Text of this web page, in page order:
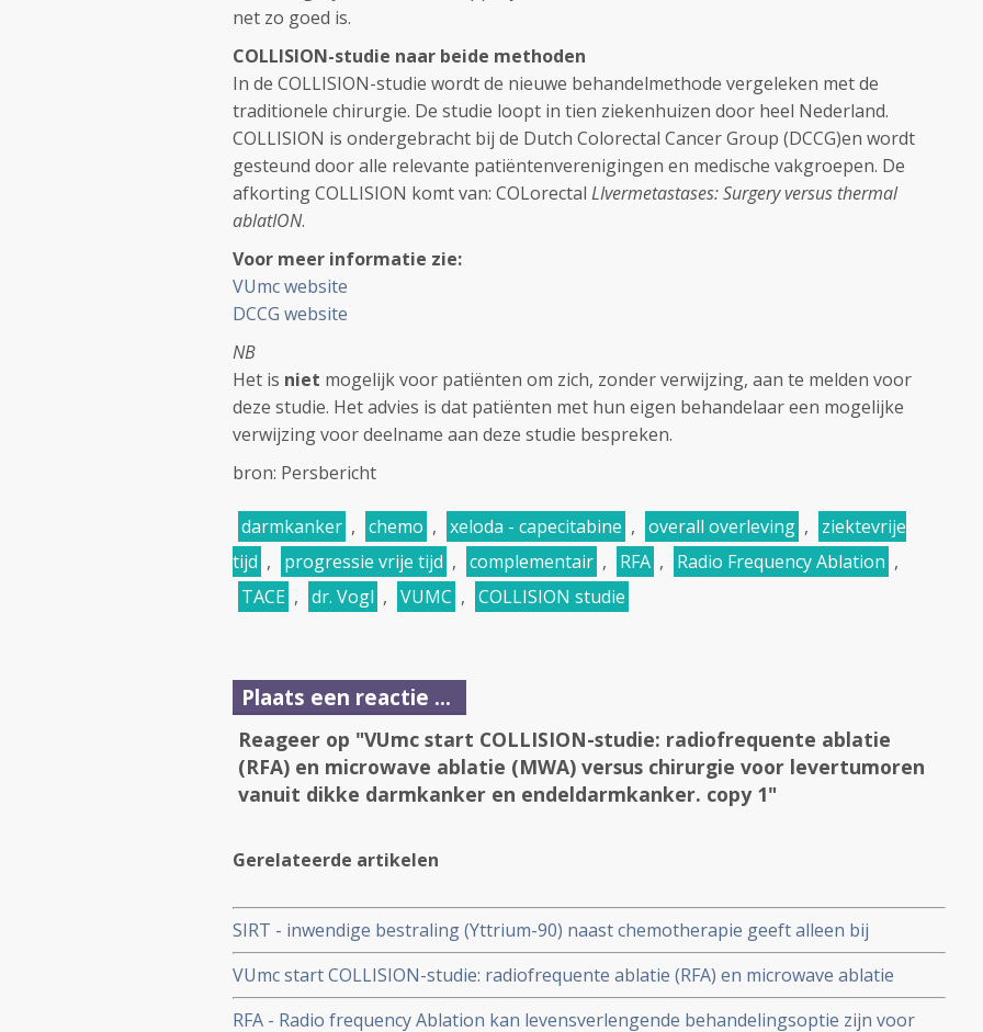
net zo goed is.
COLLISION-studie naar beide methoden
In de COLLISION-studie wordt de nieuwe behandelmethode vergeleken met de
traditionele chirurgie. De studie loopt in tien ziekenhuizen door heel Nederland.
COLLISION is ondergebracht bij de Dutch Colorectal Cancer Group (DCCG)en wordt
gesteund door alle relevante patiëntenverenigingen en medische vakgroepen. De
afkorting COLLISION komt van: COLorectal LIvermetastases: Surgery versus thermal
ablatION.
Voor meer informatie zie:
VUmc website
DCCG website
NB
Het is niet mogelijk voor patiënten om zich, zonder verwijzing, aan te melden voor
deze studie. Het advies is dat patiënten met hun eigen behandelaar een mogelijke
verwijzing voor deelname aan deze studie bespreken.
bron: Persbericht
darmkanker , chemo , xeloda - capecitabine , overall overleving ,
ziektevrije
tijd , progressie vrije tijd , complementair , RFA , Radio Frequency Ablation ,
TACE , dr. Vogl , VUMC , COLLISION studie
Plaats een reactie ...
Reageer op "VUmc start COLLISION-studie: radiofrequente ablatie
(RFA) en microwave ablatie (MWA) versus chirurgie voor levertumoren
vanuit dikke darmkanker en endeldarmkanker. copy 1"
Gerelateerde artikelen
SIRT - inwendige bestraling (Yttrium-90) naast chemotherapie geeft alleen bij
rechtszijdige darmtumoren een verschil in overall overleving OS = 22.0 vs 17.1
maanden bij uitgezaaide darmkanker copy 1 copy 1
VUmc start COLLISION-studie: radiofrequente ablatie (RFA) en microwave ablatie
(MWA) versus chirurgie voor levertumoren vanuit dikke darmkanker en
endeldarmkanker. copy 1
RFA - Radio frequency Ablation kan levensverlengende behandelingsoptie zijn voor